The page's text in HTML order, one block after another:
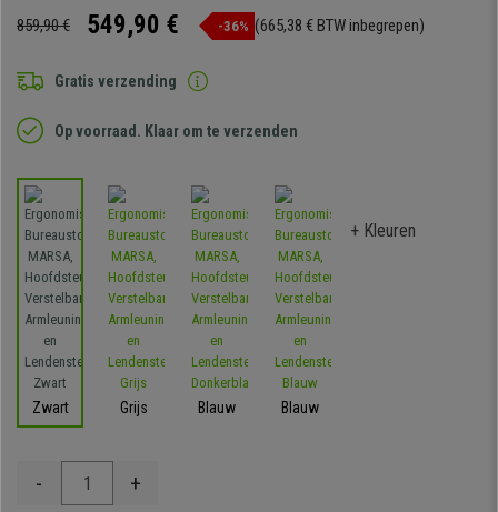
859,90 € 549,90 € -36% (665,38 € BTW inbegrepen)
Gratis verzending
Op voorraad. Klaar om te verzenden
Zwart Grijs Blauw Blauw
+ Kleuren
- +